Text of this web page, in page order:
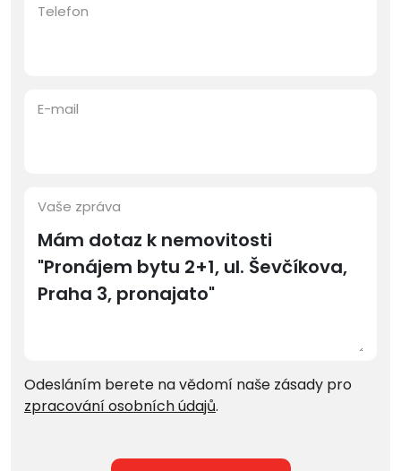
Telefon
E-mail
Vaše zpráva
Odesláním berete na vědomí naše zásady pro
zpracování osobních údajů.